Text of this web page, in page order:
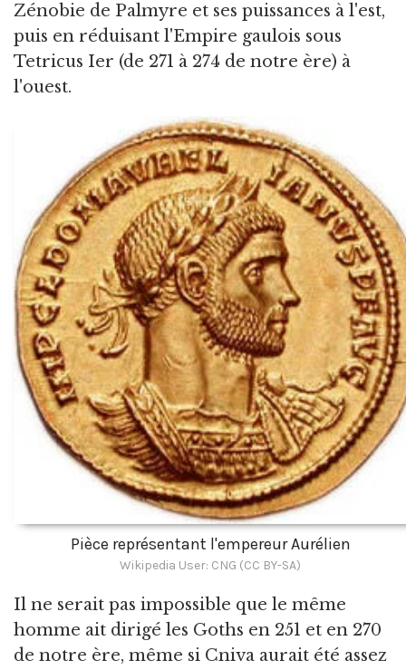
Zénobie de Palmyre et ses puissances à l'est,
puis en réduisant l'Empire gaulois sous
Tetricus Ier (de 271 à 274 de notre ère) à
l'ouest.
Pièce représentant l'empereur Aurélien
Wikipedia User: CNG (CC BY-SA)
Il ne serait pas impossible que le même
homme ait dirigé les Goths en 251 et en 270
de notre ère, même si Cniva aurait été assez